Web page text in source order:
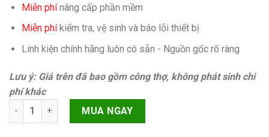
Miễn phínâng cấp phần mềm
Miễn phíkiếm tra, vệ sinh và báo lỗi thiết bị
Linh kiện chính hãng luôn có sẵn - Nguồn gốc rõ ràng
Lưu ý: Giá trên đã bao gồm công thợ, không phát sinh chi
phí khác
Pin Oppo A77 quantityMUA NGAY